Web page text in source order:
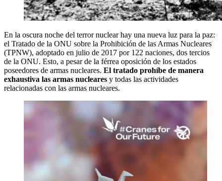
En la oscura noche del terror nuclear hay una nueva luz para la paz:
el Tratado de la ONU sobre la Prohibición de las Armas Nucleares
(TPNW), adoptado en julio de 2017 por 122 naciones, dos tercios
de la ONU. Esto, a pesar de la férrea oposición de los estados
poseedores de armas nucleares. El tratado prohíbe de manera
exhaustiva las armas nucleares y todas las actividades
relacionadas con las armas nucleares.